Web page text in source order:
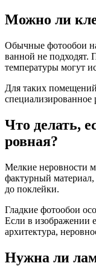
Можно ли
Обычные фотообои
ванной не подходят.
температуры могут
Для таких
специализированное
Что делать,
ровная?
Мелкие неровности
фактурный
до поклейки.
Гладкие фотообои
Если в изображении
архитектура,
Нужна ли